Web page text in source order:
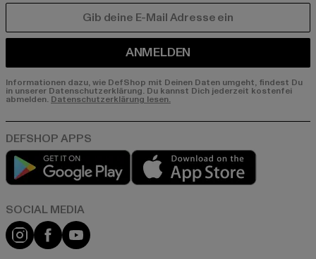
ANMELDEN
Informationen dazu, wie DefShop mit Deinen Daten umgeht, findest Du
in unserer Datenschutzerklärung. Du kannst Dich jederzeit kostenfei
abmelden. Datenschutzerklärung lesen.
Play market
Instagram
FacebookYouTube